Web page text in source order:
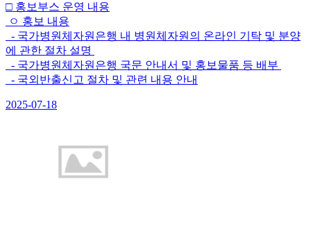
□ 홍보부스 운영 내용
ㅇ 홍보 내용
- 국가병원체자원은행 내 병원체자원의 온라인 기탁 및 분양
에 관한 절차 설명
- 국가병원체자원은행 국문 안내서 및 홍보물품 등 배부
- 국외반출신고 절차 및 관련 내용 안내
2025-07-18